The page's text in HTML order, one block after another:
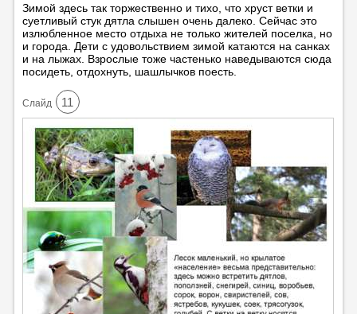
Зимой здесь так торжественно и тихо, что хруст ветки и
суетливый стук дятла слышен очень далеко. Сейчас это
излюбленное место отдыха не только жителей поселка, но
и города. Дети с удовольствием зимой катаются на санках
и на лыжах. Взрослые тоже частенько наведываются сюда
посидеть, отдохнуть, шашлычков поесть.
Cлайд 11